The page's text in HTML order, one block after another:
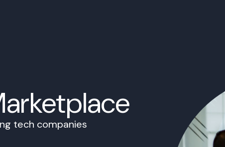
tech companies